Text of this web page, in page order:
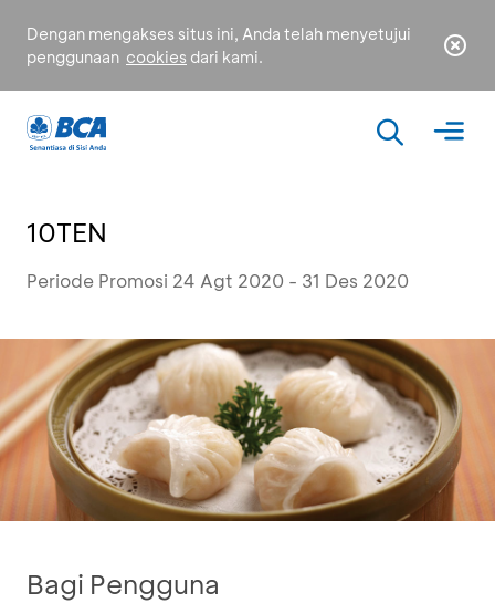
Dengan mengakses situs ini, Anda telah menyetujui
penggunaan cookies dari kami.
10TEN
Periode Promosi 24 Agt 2020 - 31 Des 2020
Bagi Pengguna